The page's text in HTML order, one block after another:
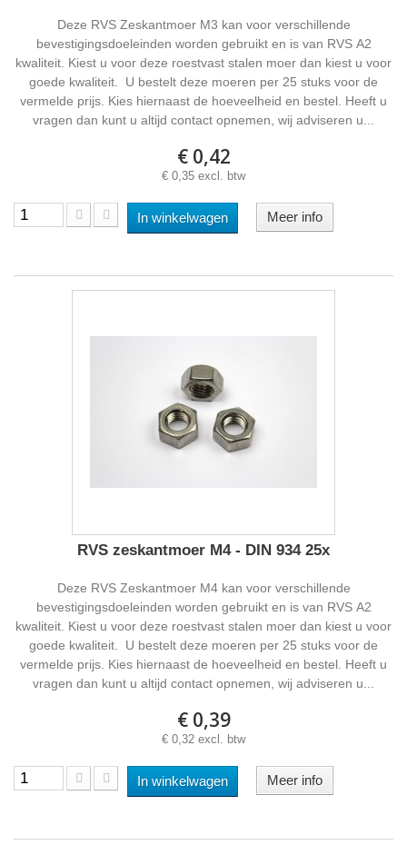
Deze RVS Zeskantmoer M3 kan voor verschillende
bevestigingsdoeleinden worden gebruikt en is van RVS A2
kwaliteit. Kiest u voor deze roestvast stalen moer dan kiest u voor
goede kwaliteit. U bestelt deze moeren per 25 stuks voor de
vermelde prijs. Kies hiernaast de hoeveelheid en bestel. Heeft u
vragen dan kunt u altijd contact opnemen, wij adviseren u...
€ 0,42
€ 0,35 excl. btw
In winkelwagen Meer info
RVS zeskantmoer M4 - DIN 934 25x
Deze RVS Zeskantmoer M4 kan voor verschillende
bevestigingsdoeleinden worden gebruikt en is van RVS A2
kwaliteit. Kiest u voor deze roestvast stalen moer dan kiest u voor
goede kwaliteit. U bestelt deze moeren per 25 stuks voor de
vermelde prijs. Kies hiernaast de hoeveelheid en bestel. Heeft u
vragen dan kunt u altijd contact opnemen, wij adviseren u...
€ 0,39
€ 0,32 excl. btw
In winkelwagen Meer info